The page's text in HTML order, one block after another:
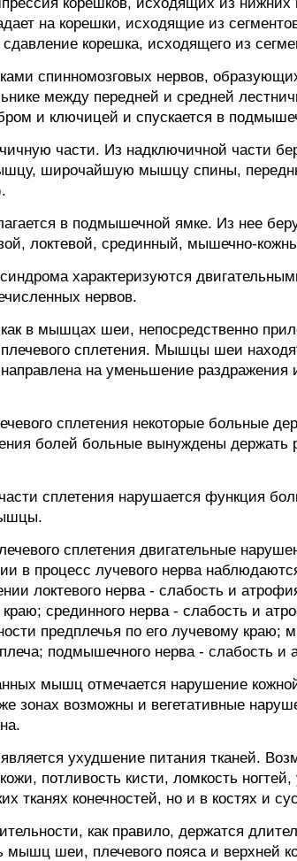
на корешки, исходящие из
корешка, исходящего из
спинномозговых нервов,
между передней и средней
и ключицей и спускается в
части. Из надключичной части
широчайшую мышцу спины,
в подмышечной ямке. Из нее
локтевой, срединный, мышечно-
характеризуются
нервов.
в мышцах шеи, непосредственно
сплетения. Мышцы шеи
направлена на уменьшение
сплетения некоторые больные
болей больные вынуждены держать
сплетения нарушается функция
сплетения двигательные
в процесс лучевого нерва
локтевого нерва - слабость и
краю; срединного нерва - слабость и
предплечья по его лучевому краю;
подмышечного нерва - слабость
мышц отмечается нарушение
зонах возможны и вегетативные
ухудшение питания тканей.
потливость кисти, ломкость
тканях конечностей, но и в костях и
как правило, держатся
мышц шеи, плечевого пояса и верхней